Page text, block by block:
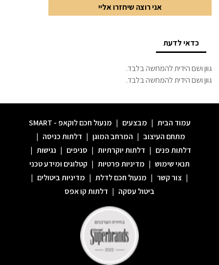
אני רוצה שיחזרו אליי
כדאי לדעת
גוון ושם הידית להמחשה בלבד.
גוון ושם הידית להמחשה בלבד.
עמוד הבית | מבצעים | מנעול חכם לוקאפ - SMART
מתחם העיצוב | המרחב המוגן | דלתות כניסה |
דלתות פנים | דלתות יוקרתיות | סניפים | נגישות |
תנאי שימוש | מדיניות פרטיות | קטלוגים ומידע טכני
| צור קשר | מנעול חכם לדלת | מדיניות ביטולים |
ביטול עסקה | דלתות קו אפס